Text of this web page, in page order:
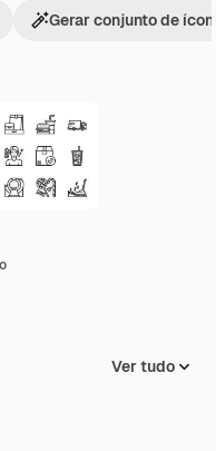
Gerar conjunto de
Ver tudo